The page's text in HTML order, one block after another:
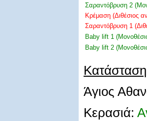
Σαραντόβρυση 2
Κρέμαση (Διθέσιος
Σαραντόβρυση 1
Baby lift 1
Baby lift 2
Άγιος
Κερασιά: